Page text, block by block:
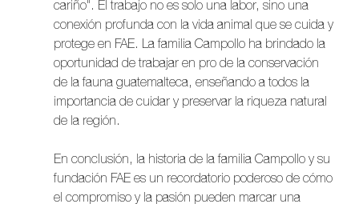
cariño". El trabajo no es solo una labor, sino una
conexión profunda con la vida animal que se cuida y
protege en FAE. La familia Campollo ha brindado la
oportunidad de trabajar en pro de la conservación
de la fauna guatemalteca, enseñando a todos la
importancia de cuidar y preservar la riqueza natural
de la región.
En conclusión, la historia de la familia Campollo y su
fundación FAE es un recordatorio poderoso de cómo
el compromiso y la pasión pueden marcar una